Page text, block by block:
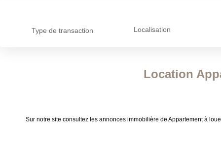
Type de transaction Localisation
Location
Sur notre site consultez les annonces immobilière de Appartement à